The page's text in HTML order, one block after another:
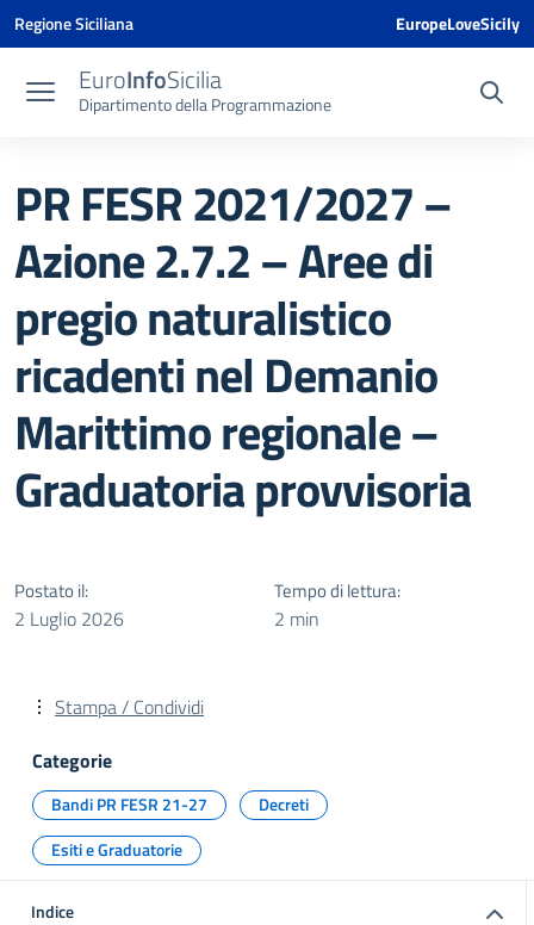
Vai ai contenuti
Vai al menu di navigazione
Vai al footer
Vai al banner delle Cookie Policy
Regione Siciliana EuropeLoveSicily
EuroInfoSicilia
Dipartimento della Programmazione
PR FESR 2021/2027 –
Azione 2.7.2 – Aree di
pregio naturalistico
ricadenti nel Demanio
Marittimo regionale –
Graduatoria provvisoria
Postato il:
2 Luglio 2026
Tempo di lettura:
2 min
Stampa / Condividi
Categorie
Bandi PR FESR 21-27
Decreti
Esiti e Graduatorie
Indice